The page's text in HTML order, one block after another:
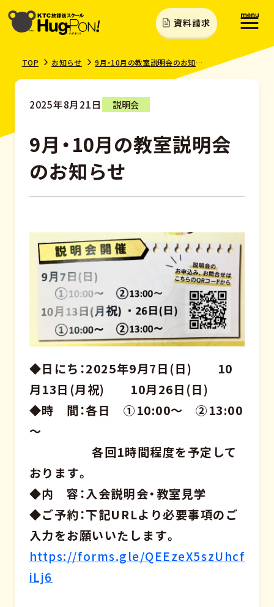
資料請求
TOP お知らせ 9月・10月の教室説明会のお知らせ
2025年8月21日 説明会
9月・10月の教室説明会
のお知らせ
◆日にち：2025年9月7日(日) 10
月13日(月祝) 10月26日(日)
◆時 間：各日 ①10:00～ ②13:00
～
各回1時間程度を予定して
おります。
◆内 容：入会説明会・教室見学
◆ご予約：下記URLより必要事項のご
入力をお願いいたします。
https://forms.gle/QEEzeX5szUhcf
iLj6